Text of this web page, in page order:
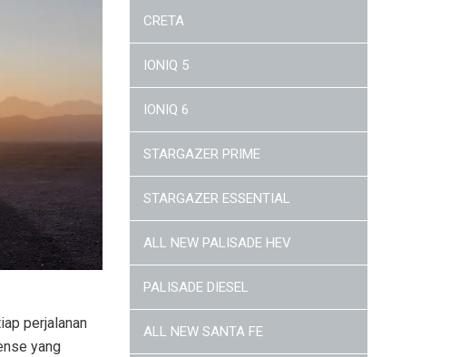
perjalanan
yang
CRETA
IONIQ 5
IONIQ 6
STARGAZER PRIME
STARGAZER ESSENTIAL
ALL NEW PALISADE HEV
PALISADE DIESEL
ALL NEW SANTA FE